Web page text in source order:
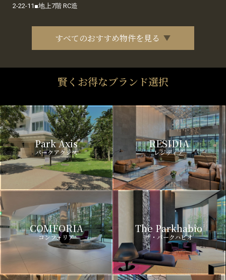
2-22-11■地上7階 RC造
すべてのおすすめ物件を見る
賢くお得なブランド選択
Park Axis
パークアクシス
RESIDIA
レジディア
COMFORIA
コンフォリア
The Parkhabio
ザ・パークハビオ